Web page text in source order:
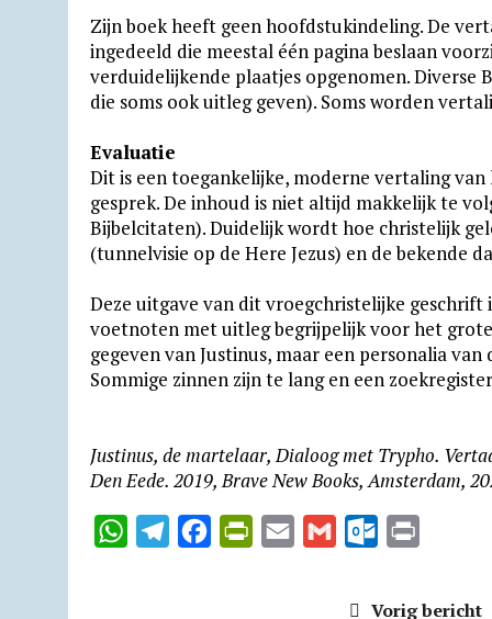
Zijn boek heeft geen hoofdstukindeling. De
ingedeeld die meestal één pagina beslaan
verduidelijkende plaatjes opgenomen.
die soms ook uitleg geven). Soms worden
Evaluatie
Dit is een toegankelijke, moderne vertaling
gesprek. De inhoud is niet altijd makkelijk te
Bijbelcitaten). Duidelijk wordt hoe christelijk
(tunnelvisie op de Here Jezus) en de bekende
Deze uitgave van dit vroegchristelijke geschrift
voetnoten met uitleg begrijpelijk voor het
gegeven van Justinus, maar een personalia
Sommige zinnen zijn te lang en een
Justinus, de martelaar, Dialoog met Trypho.
Den Eede. 2019, Brave New Books, Amsterdam,
W
T
Vorig bericht